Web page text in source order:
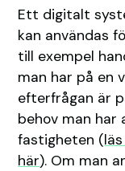
Ett digitalt
kan användas
till exempel
man har på en
efterfrågan är
behov man har
fastigheten (
här). Om man